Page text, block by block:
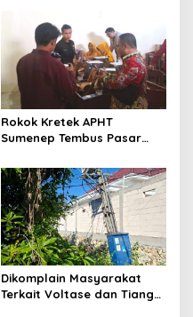
Rokok Kretek APHT
Sumenep Tembus Pasar
Dikomplain Masyarakat
Terkait Voltase dan Tiang